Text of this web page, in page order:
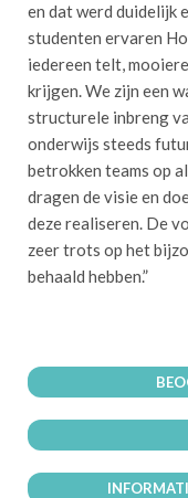
en dat werd duidelijk
studenten ervaren
iedereen telt,
krijgen. We zijn een
structurele inbreng
onderwijs steeds
betrokken teams op
dragen de visie en
deze realiseren. De
zeer trots op het
behaald hebben.”